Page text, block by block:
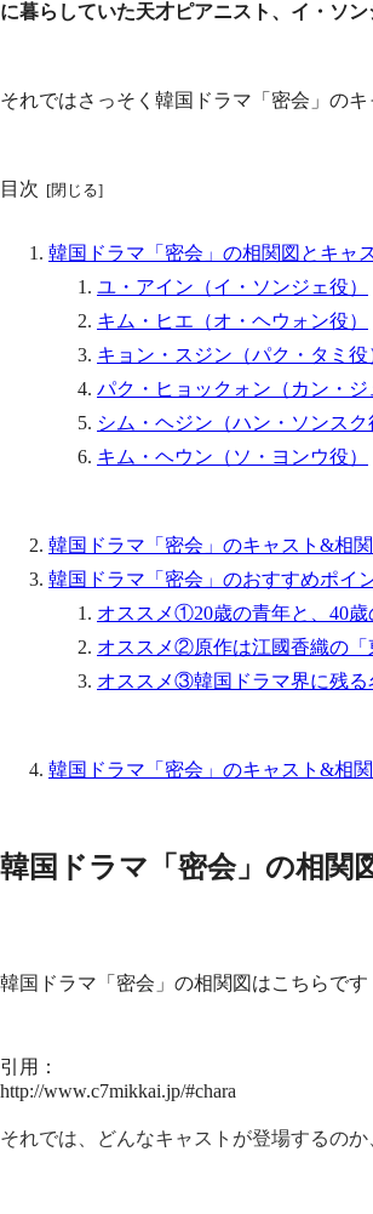
に暮らしていた天才ピアニスト、イ・ソ
それではさっそく韓国ドラマ「密会」の
目次
韓国ドラマ「密会」の相関図とキャ
ユ・アイン（イ・ソンジェ役）
キム・ヒエ（オ・ヘウォン役）
キョン・スジン（パク・タミ役
パク・ヒョックォン（カン・ジ
シム・ヘジン（ハン・ソンスク
キム・ヘウン（ソ・ヨンウ役）
韓国ドラマ「密会」のキャスト&相
韓国ドラマ「密会」のおすすめポイ
オススメ①20歳の青年と、40歳
オススメ②原作は江國香織の「
オススメ③韓国ドラマ界に残る
韓国ドラマ「密会」のキャスト&相関
韓国ドラマ「密会」の相関
韓国ドラマ「密会」の相関図はこちらです
引用：
http://www.c7mikkai.jp/#chara
それでは、どんなキャストが登場するの